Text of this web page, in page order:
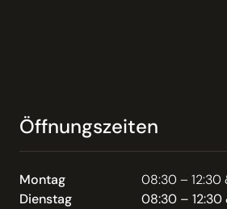
Öffnungszeiten
Montag
08:30 – 12:30
Dienstag
08:30 – 12:30